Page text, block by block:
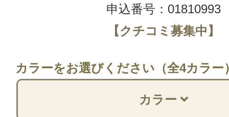
申込番号：01810993
【クチコミ募集中】
カラーをお選びください（全4カラー
カラー